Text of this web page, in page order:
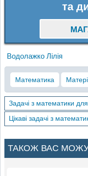
та
Водолажко Лілія
Математика
Задачі з математики
Цікаві задачі з
ТАКОЖ ВАС